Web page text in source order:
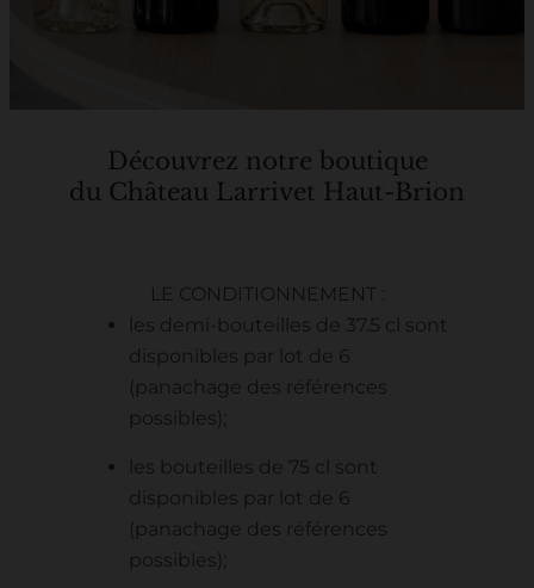
Découvrez notre boutique
du Château Larrivet Haut-Brion
LE CONDITIONNEMENT :
les demi-bouteilles de 37.5 cl sont
disponibles par lot de 6
(panachage des références
possibles);
les bouteilles de 75 cl sont
disponibles par lot de 6
(panachage des références
possibles);